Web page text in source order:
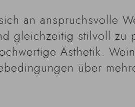
an anspruchsvolle
gleichzeitig stilvoll zu
Ästhetik.
über